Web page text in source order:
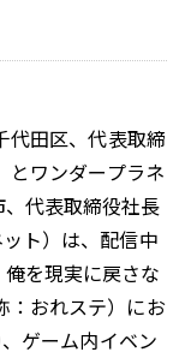
代田区、代表取締
とワンダープラネ
代表取締役社長
ト）は、配信中
を現実に戻さな
：おれステ）にお
ゲーム内イベン